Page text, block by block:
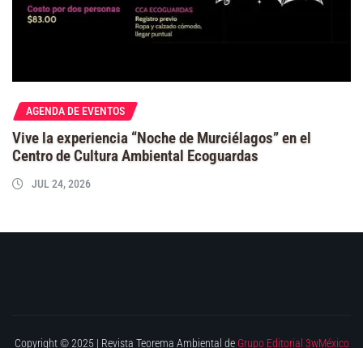
AGENDA DE EVENTOS
Vive la experiencia “Noche de Murciélagos” en el
Centro de Cultura Ambiental Ecoguardas
JUL 24, 2026
Copyright © 2025 | Revista Teorema Ambiental de Grupo Editorial 3wMéxico